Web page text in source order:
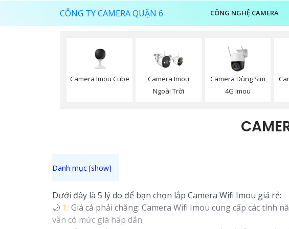
CÔNG TY CAMERA QUẬN 6 CÔNG NGHỆ CAMERA
Camera Imou Cube
Camera Imou
Ngoài Trời
Camera Dùng Sim
4G Imou
Dưới đây là 5 lý do để bạn chọn lắp Camera Wifi Imou giá rẻ:
🌙 1: Giá cả phải chăng: Camera Wifi Imou cung cấp các
vẫn có mức giá hấp dẫn.